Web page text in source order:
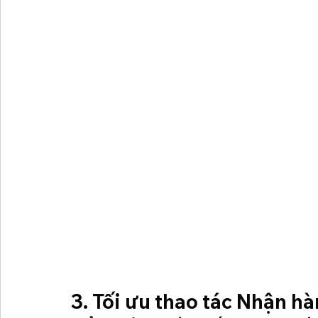
3. Tối ưu thao tác Nhận